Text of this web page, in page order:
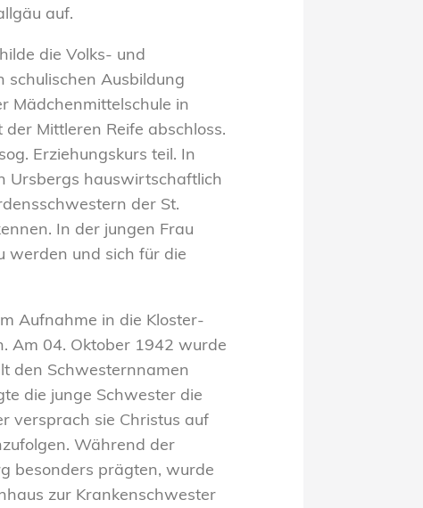
auf.
die Volks- und
schulischen Ausbildung
Mädchenmittelschule in
Mittleren Reife abschloss.
Erziehungskurs teil. In
Ursbergs hauswirtschaftlich
der St.
In der jungen Frau
werden und sich für die
Aufnahme in die Kloster-
Am 04. Oktober 1942 wurde
den Schwesternnamen
die junge Schwester die
versprach sie Christus auf
Während der
besonders prägten, wurde
zur Krankenschwester